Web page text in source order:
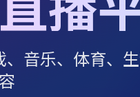
音乐、体育、